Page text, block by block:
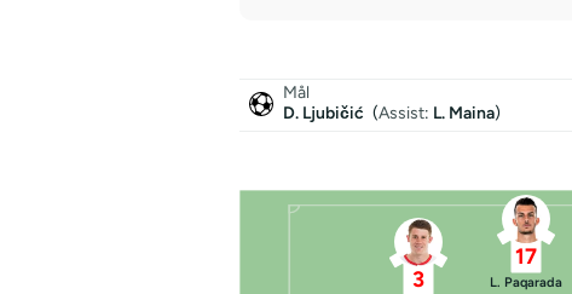
Mål
D. Ljubičić (Assist: L. Maina)
3
17
L. Paqarada